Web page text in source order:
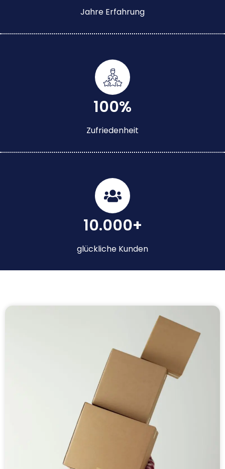
Jahre Erfahrung
100%
Zufriedenheit
10.000+
glückliche Kunden